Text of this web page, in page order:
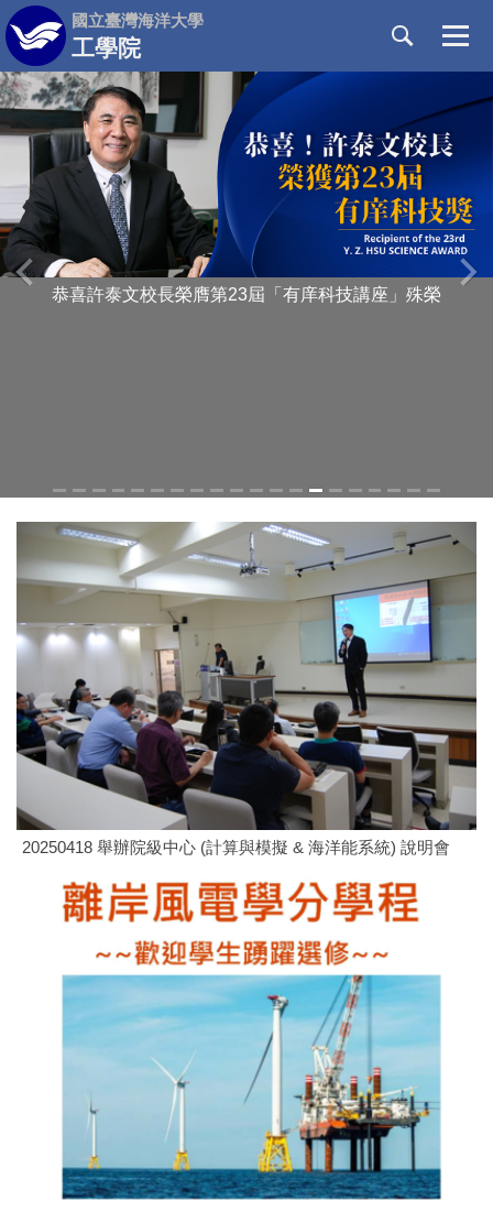
跳
到
主
要
內
容
國立臺灣海洋大學
工學院
恭喜許泰文校長榮膺第23屆「有庠科技講座」殊榮
20250418 舉辦院級中心 (計算與模擬 & 海洋能系統) 說明會